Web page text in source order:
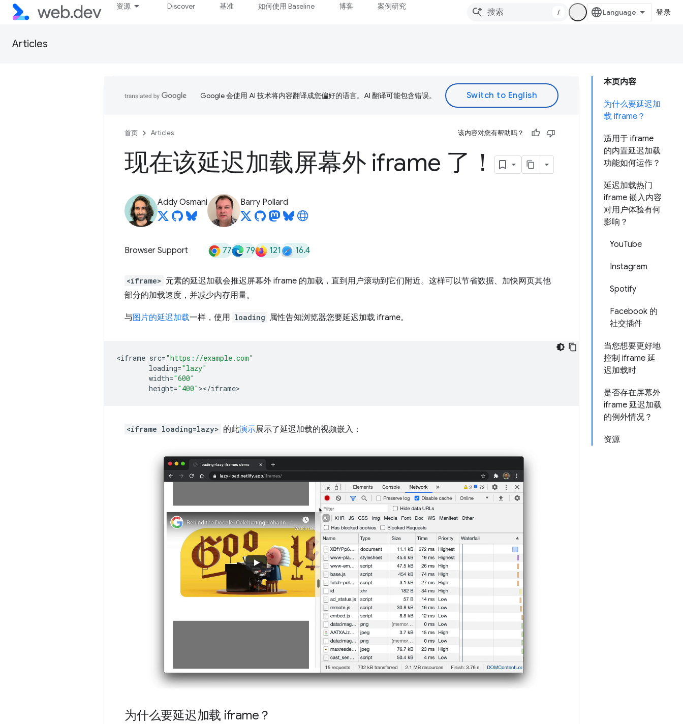
资源 Discover 基准 如何使用 Baseline 博客 案例研究
/ 登录
Articles
本页内容
为什么要延迟加
载 iframe？
适用于 iframe
的内置延迟加载
功能如何运作？
延迟加载热门
iframe 嵌入内容
对用户体验有何
影响？
YouTube
Instagram
Spotify
Facebook 的
社交插件
当您想要更好地
控制 iframe 延
迟加载时
是否存在屏幕外
iframe 延迟加载
的例外情况？
资源
Google 会使用 AI 技术将内容翻译成您偏好的语言。AI 翻译可能包含错误。
首页 Articles 该内容对您有帮助吗？
现在该延迟加载屏幕外 iframe 了！
Addy Osmani Barry Pollard
Browser Support 77 79 121 16.4
<iframe> 元素的延迟加载会推迟屏幕外 iframe 的加载，直到用户滚动到它们附近。这样可以节省数据、加快网页其他
部分的加载速度，并减少内存用量。
与图片的延迟加载一样，使用 loading 属性告知浏览器您要延迟加载 iframe。
<iframe src="https://example.com"
loading="lazy"
width="600"
height="400" ></iframe
<iframe loading=lazy> 的此演示展示了延迟加载的视频嵌入：
为什么要延迟加载 iframe？